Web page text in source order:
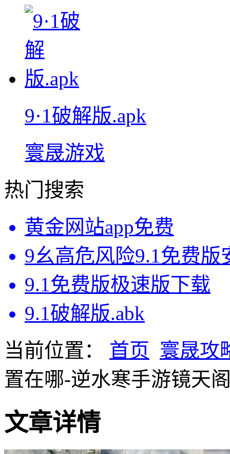
9·1破解版.apk
寰晟游戏
热门搜索
黄金网站app免费
9幺高危风险9.1免费版
9.1免费版极速版下载
9.1破解版.abk
当前位置：
首页 寰晟攻
置在哪-逆水寒手游镜天
文章详情